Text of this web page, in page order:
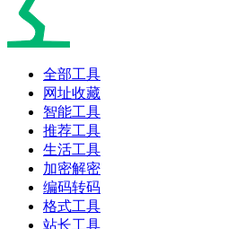
全部工具
网址收藏
智能工具
推荐工具
生活工具
加密解密
编码转码
格式工具
站长工具